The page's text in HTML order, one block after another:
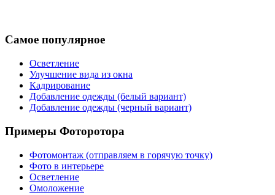
Самое популярное
Осветление
Улучшение вида из окна
Кадрирование
Добавление одежды (белый вариант)
Добавление одежды (черный вариант)
Примеры Фоторотора
Фотомонтаж (отправляем в горячую точку)
Фото в интерьере
Осветление
Омоложение